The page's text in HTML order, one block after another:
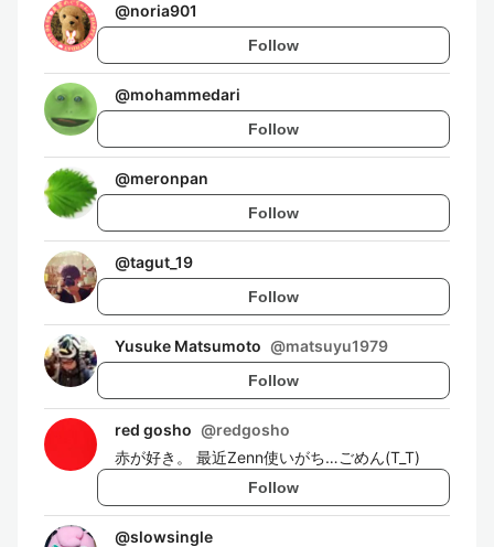
@noria901
Follow
@mohammedari
Follow
@meronpan
Follow
@tagut_19
Follow
Yusuke Matsumoto @matsuyu1979
Follow
red gosho @redgosho
赤が好き。 最近Zenn使いがち…ごめん(T_T)
Follow
@slowsingle